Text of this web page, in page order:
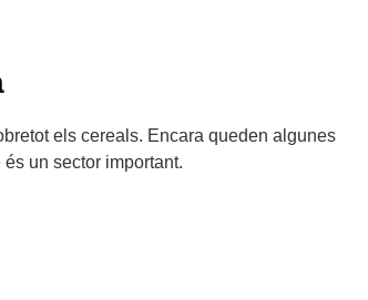
els cereals. Encara queden algunes
un sector important.